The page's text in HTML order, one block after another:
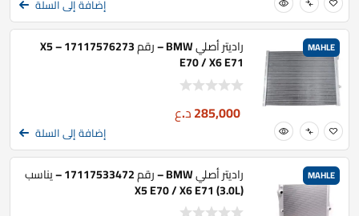
إضافة إلى السلة
MAHLE راديتر أصلي BMW – رقم 17117576273 – X5
E70 / X6 E71
285,000د.ع
إضافة إلى السلة
MAHLE راديتر أصلي BMW – رقم 17117533472 – يناسب
X5 E70 / X6 E71 (3.0L)